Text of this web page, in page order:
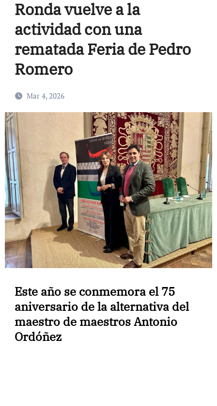
Ronda vuelve a la
actividad con una
rematada Feria de Pedro
Romero
Mar 4, 2026
Este año se conmemora el 75
aniversario de la alternativa del
maestro de maestros Antonio
Ordóñez